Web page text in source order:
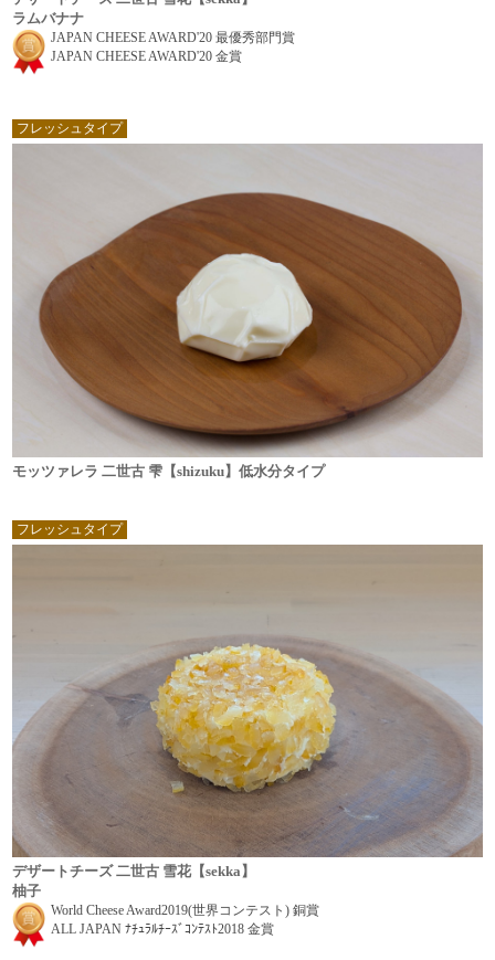
ラムバナナ
JAPAN CHEESE AWARD'20 最優秀部門賞
JAPAN CHEESE AWARD'20 金賞
フレッシュタイプ
モッツァレラ 二世古 雫【shizuku】低水分タイプ
フレッシュタイプ
デザートチーズ 二世古 雪花【sekka】
柚子
World Cheese Award2019(世界コンテスト) 銅賞
ALL JAPAN ﾅﾁｭﾗﾙﾁｰｽﾞｺﾝﾃｽﾄ2018 金賞